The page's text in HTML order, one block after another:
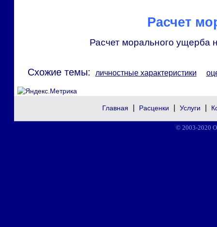
Расчет
Расчет морального ущерба
Схожие темы: личностные характеристики
Главная Расценки Услуги
© 2003-2020